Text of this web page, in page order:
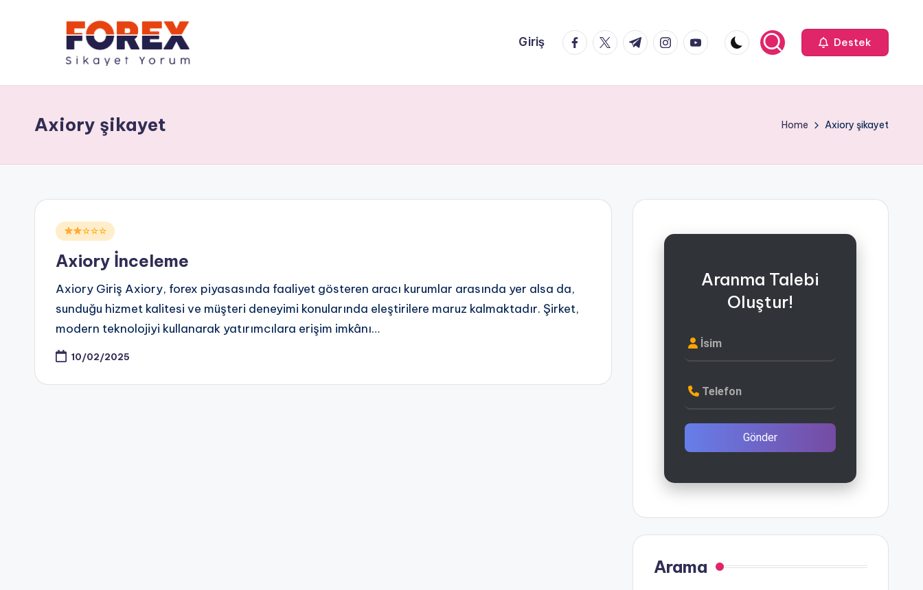
Giriş facebook.com
twitter.com
t.me instagram.com
youtube.com Destek
Axiory şikayet Home Axiory şikayet
Posted☆☆☆
Axiory İnceleme
Axiory Giriş Axiory, forex piyasasında faaliyet gösteren aracı kurumlar arasında yer alsa da,
sunduğu hizmet kalitesi ve müşteri deneyimi konularında eleştirilere maruz kalmaktadır. Şirket,
modern teknolojiyi kullanarak yatırımcılara erişim imkânı…
10/02/2025
Aranma Talebi
Oluştur!
İsim
Telefon
Gönder
Arama